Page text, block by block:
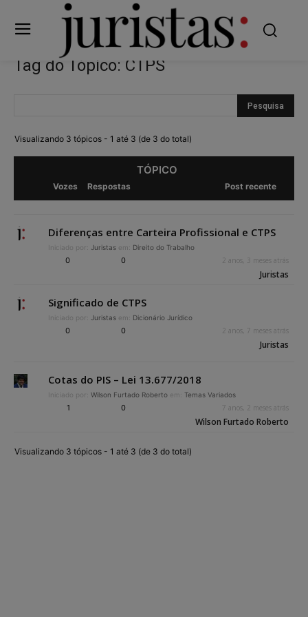
Tag do Tópico: CTPS
Visualizando 3 tópicos - 1 até 3 (de 3 do total)
TÓPICO
Vozes Respostas Post recente
Diferenças entre Carteira Profissional e CTPS
Iniciado por: Juristas em: Direito do Trabalho
0 0 2 anos, 3 meses atrás
Juristas
Significado de CTPS
Iniciado por: Juristas em: Dicionário Jurídico
0 0 2 anos, 7 meses atrás
Juristas
Cotas do PIS – Lei 13.677/2018
Iniciado por: Wilson Furtado Roberto em: Temas Variados
1 0 7 anos, 2 meses atrás
Wilson Furtado Roberto
Visualizando 3 tópicos - 1 até 3 (de 3 do total)